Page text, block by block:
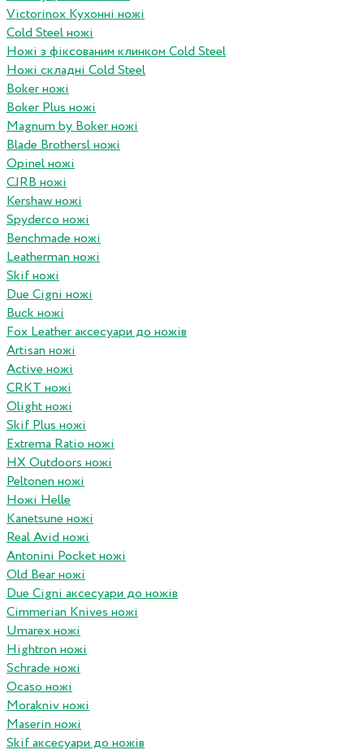
Victorinox Кухонні ножі
Cold Steel ножі
Ножі з фіксованим клинком Cold Steel
Ножі складні Cold Steel
Boker ножі
Boker Plus ножі
Magnum by Boker ножі
Blade Brothersl ножі
Opinel ножі
CJRB ножі
Kershaw ножі
Spyderco ножі
Benchmade ножі
Leatherman ножі
Skif ножі
Due Cigni ножі
Buck ножі
Fox Leather аксесуари до ножів
Artisan ножі
Active ножі
CRKT ножі
Olight ножі
Skif Plus ножі
Extrema Ratio ножі
HX Outdoors ножі
Peltonen ножі
Ножі Helle
Kanetsune ножі
Real Avid ножі
Antonini Pocket ножі
Old Bear ножі
Due Cigni аксесуари до ножів
Cimmerian Knives ножі
Umarex ножі
Hightron ножі
Schrade ножі
Ocaso ножі
Morakniv ножі
Maserin ножі
Skif аксесуари до ножів